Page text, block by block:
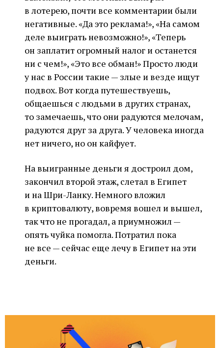
в лотерею, почти все комментарии были
негативные. «Да это реклама!», «На самом
деле выиграть невозможно!», «Теперь
он заплатит огромный налог и останется
ни с чем!», «Это все обман!» Просто люди
у нас в России такие — злые и везде ищут
подвох. Вот когда путешествуешь,
общаешься с людьми в других странах,
то замечаешь, что они радуются мелочам,
радуются друг за друга. У человека иногда
нет ничего, но он кайфует.
На выигранные деньги я достроил дом,
закончил второй этаж, слетал в Египет
и на Шри-Ланку. Немного вложил
в криптовалюту, вовремя вошел и вышел,
так что не прогадал, а приумножил —
опять чуйка помогла. Потратил пока
не все — сейчас еще лечу в Египет на эти
деньги.